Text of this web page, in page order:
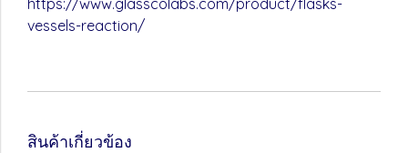
https://www.glasscolabs.com/product/flasks-
vessels-reaction/
สินค้าเกี่ยวข้อง